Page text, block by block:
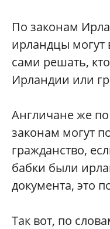
По законам
ирландцы могут
сами решать,
Ирландии или
Англичане же
законам могут
гражданство,
бабки были
документа, это
Так вот, по